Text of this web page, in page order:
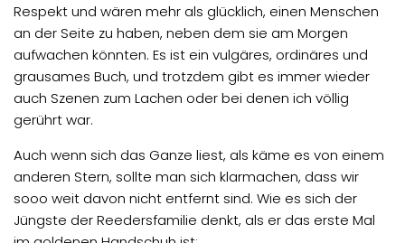
Respekt und wären mehr als glücklich, einen Menschen
an der Seite zu haben, neben dem sie am Morgen
aufwachen könnten. Es ist ein vulgäres, ordinäres und
grausames Buch, und trotzdem gibt es immer wieder
auch Szenen zum Lachen oder bei denen ich völlig
gerührt war.
Auch wenn sich das Ganze liest, als käme es von einem
anderen Stern, sollte man sich klarmachen, dass wir
sooo weit davon nicht entfernt sind. Wie es sich der
Jüngste der Reedersfamilie denkt, als er das erste Mal